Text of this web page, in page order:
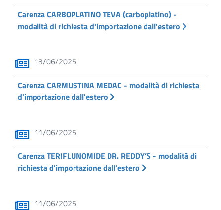
Carenza CARBOPLATINO TEVA (carboplatino) -
modalità di richiesta d'importazione dall'estero
13/06/2025
Carenza CARMUSTINA MEDAC - modalità di richiesta
d'importazione dall'estero
11/06/2025
Carenza TERIFLUNOMIDE DR. REDDY’S - modalità di
richiesta d'importazione dall'estero
11/06/2025